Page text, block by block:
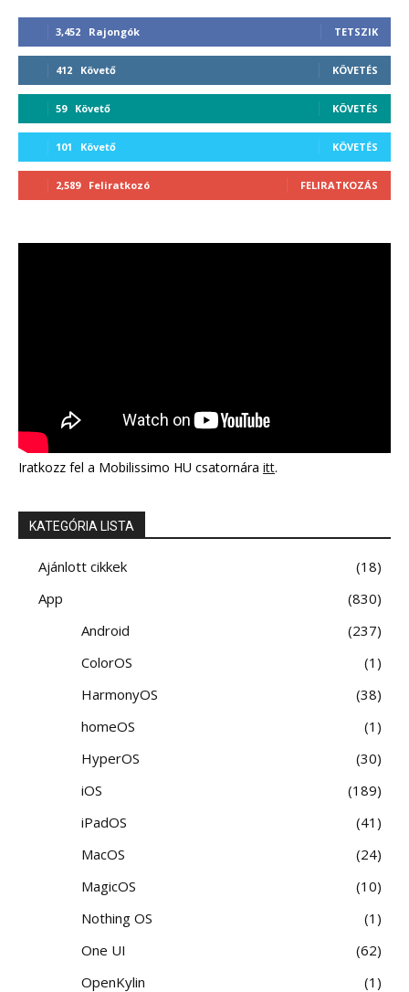
3,452 Rajongók TETSZIK
412 Követő KÖVETÉS
59 Követő KÖVETÉS
101 Követő KÖVETÉS
2,589 Feliratkozó FELIRATKOZÁS
Iratkozz fel a Mobilissimo HU csatornára itt.
KATEGÓRIA LISTA
Ajánlott cikkek
18
App
830
Android
237
ColorOS
1
HarmonyOS
38
homeOS
1
HyperOS
30
iOS
189
iPadOS
41
MacOS
24
MagicOS
10
Nothing OS
1
One UI
62
OpenKylin
1